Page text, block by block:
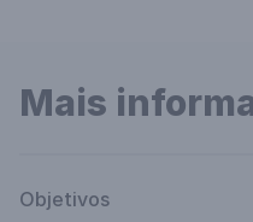
Mais
Objetivos